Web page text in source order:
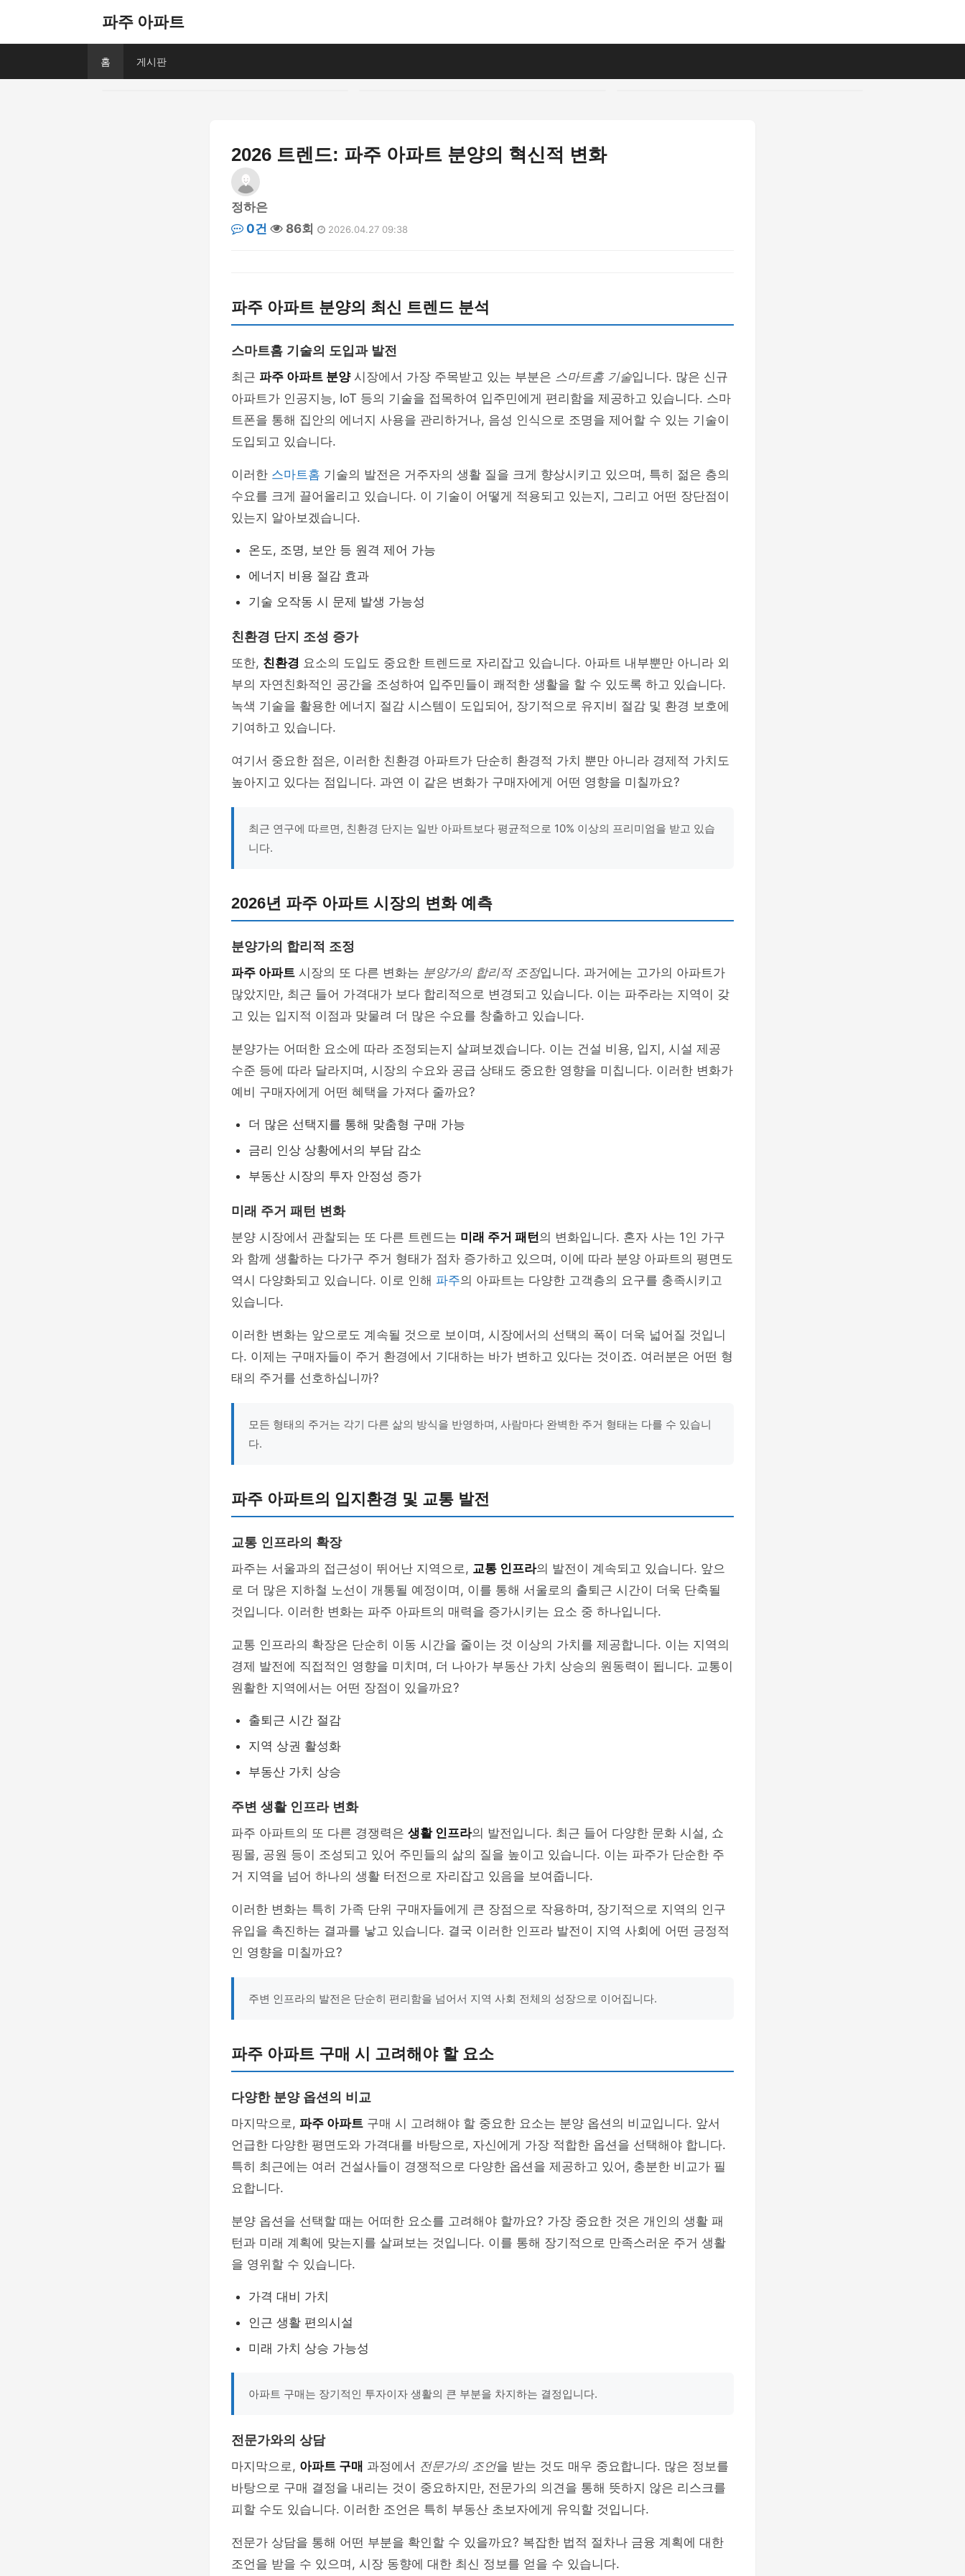
파주 아파트
홈 게시판
2026 트렌드: 파주 아파트 분양의 혁신적 변화
정하은
0건
86회 2026.04.27 09:38
파주 아파트 분양의 최신 트렌드 분석
스마트홈 기술의 도입과 발전
최근 파주 아파트 분양시장에서 가장 주목받고 있는 부분은 스마트홈 기술입니다. 많은 신규
아파트가 인공지능, IoT 등의 기술을 접목하여 입주민에게 편리함을 제공하고 있습니다. 스마
트폰을 통해 집안의 에너지 사용을 관리하거나, 음성 인식으로 조명을 제어할 수 있는 기술이
도입되고 있습니다.
이러한 스마트홈 기술의 발전은 거주자의 생활 질을 크게 향상시키고 있으며, 특히 젊은 층의
수요를 크게 끌어올리고 있습니다. 이 기술이 어떻게 적용되고 있는지, 그리고 어떤 장단점이
있는지 알아보겠습니다.
온도, 조명, 보안 등 원격 제어 가능
에너지 비용 절감 효과
기술 오작동 시 문제 발생 가능성
친환경 단지 조성 증가
또한, 친환경 요소의 도입도 중요한 트렌드로 자리잡고 있습니다. 아파트 내부뿐만 아니라 외
부의 자연친화적인 공간을 조성하여 입주민들이 쾌적한 생활을 할 수 있도록 하고 있습니다.
녹색 기술을 활용한 에너지 절감 시스템이 도입되어, 장기적으로 유지비 절감 및 환경 보호에
기여하고 있습니다.
여기서 중요한 점은, 이러한 친환경 아파트가 단순히 환경적 가치 뿐만 아니라 경제적 가치도
높아지고 있다는 점입니다. 과연 이 같은 변화가 구매자에게 어떤 영향을 미칠까요?
최근 연구에 따르면, 친환경 단지는 일반 아파트보다 평균적으로 10% 이상의 프리미엄을 받고 있습
니다.
2026년 파주 아파트 시장의 변화 예측
분양가의 합리적 조정
파주 아파트 시장의 또 다른 변화는 분양가의 합리적 조정입니다. 과거에는 고가의 아파트가
많았지만, 최근 들어 가격대가 보다 합리적으로 변경되고 있습니다. 이는 파주라는 지역이 갖
고 있는 입지적 이점과 맞물려 더 많은 수요를 창출하고 있습니다.
분양가는 어떠한 요소에 따라 조정되는지 살펴보겠습니다. 이는 건설 비용, 입지, 시설 제공
수준 등에 따라 달라지며, 시장의 수요와 공급 상태도 중요한 영향을 미칩니다. 이러한 변화가
예비 구매자에게 어떤 혜택을 가져다 줄까요?
더 많은 선택지를 통해 맞춤형 구매 가능
금리 인상 상황에서의 부담 감소
부동산 시장의 투자 안정성 증가
미래 주거 패턴 변화
분양 시장에서 관찰되는 또 다른 트렌드는 미래 주거 패턴의 변화입니다. 혼자 사는 1인 가구
와 함께 생활하는 다가구 주거 형태가 점차 증가하고 있으며, 이에 따라 분양 아파트의 평면도
역시 다양화되고 있습니다. 이로 인해 파주의 아파트는 다양한 고객층의 요구를 충족시키고
있습니다.
이러한 변화는 앞으로도 계속될 것으로 보이며, 시장에서의 선택의 폭이 더욱 넓어질 것입니
다. 이제는 구매자들이 주거 환경에서 기대하는 바가 변하고 있다는 것이죠. 여러분은 어떤 형
태의 주거를 선호하십니까?
모든 형태의 주거는 각기 다른 삶의 방식을 반영하며, 사람마다 완벽한 주거 형태는 다를 수 있습니
다.
파주 아파트의 입지환경 및 교통 발전
교통 인프라의 확장
파주는 서울과의 접근성이 뛰어난 지역으로, 교통 인프라의 발전이 계속되고 있습니다. 앞으
로 더 많은 지하철 노선이 개통될 예정이며, 이를 통해 서울로의 출퇴근 시간이 더욱 단축될
것입니다. 이러한 변화는 파주 아파트의 매력을 증가시키는 요소 중 하나입니다.
교통 인프라의 확장은 단순히 이동 시간을 줄이는 것 이상의 가치를 제공합니다. 이는 지역의
경제 발전에 직접적인 영향을 미치며, 더 나아가 부동산 가치 상승의 원동력이 됩니다. 교통이
원활한 지역에서는 어떤 장점이 있을까요?
출퇴근 시간 절감
지역 상권 활성화
부동산 가치 상승
주변 생활 인프라 변화
파주 아파트의 또 다른 경쟁력은 생활 인프라의 발전입니다. 최근 들어 다양한 문화 시설, 쇼
핑몰, 공원 등이 조성되고 있어 주민들의 삶의 질을 높이고 있습니다. 이는 파주가 단순한 주
거 지역을 넘어 하나의 생활 터전으로 자리잡고 있음을 보여줍니다.
이러한 변화는 특히 가족 단위 구매자들에게 큰 장점으로 작용하며, 장기적으로 지역의 인구
유입을 촉진하는 결과를 낳고 있습니다. 결국 이러한 인프라 발전이 지역 사회에 어떤 긍정적
인 영향을 미칠까요?
주변 인프라의 발전은 단순히 편리함을 넘어서 지역 사회 전체의 성장으로 이어집니다.
파주 아파트 구매 시 고려해야 할 요소
다양한 분양 옵션의 비교
마지막으로, 파주 아파트 구매 시 고려해야 할 중요한 요소는 분양 옵션의 비교입니다. 앞서
언급한 다양한 평면도와 가격대를 바탕으로, 자신에게 가장 적합한 옵션을 선택해야 합니다.
특히 최근에는 여러 건설사들이 경쟁적으로 다양한 옵션을 제공하고 있어, 충분한 비교가 필
요합니다.
분양 옵션을 선택할 때는 어떠한 요소를 고려해야 할까요? 가장 중요한 것은 개인의 생활 패
턴과 미래 계획에 맞는지를 살펴보는 것입니다. 이를 통해 장기적으로 만족스러운 주거 생활
을 영위할 수 있습니다.
가격 대비 가치
인근 생활 편의시설
미래 가치 상승 가능성
아파트 구매는 장기적인 투자이자 생활의 큰 부분을 차지하는 결정입니다.
전문가와의 상담
마지막으로, 아파트 구매 과정에서 전문가의 조언을 받는 것도 매우 중요합니다. 많은 정보를
바탕으로 구매 결정을 내리는 것이 중요하지만, 전문가의 의견을 통해 뜻하지 않은 리스크를
피할 수도 있습니다. 이러한 조언은 특히 부동산 초보자에게 유익할 것입니다.
전문가 상담을 통해 어떤 부분을 확인할 수 있을까요? 복잡한 법적 절차나 금융 계획에 대한
조언을 받을 수 있으며, 시장 동향에 대한 최신 정보를 얻을 수 있습니다.